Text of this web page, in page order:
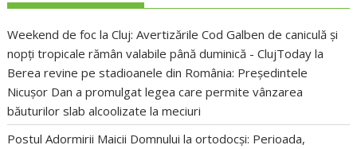
Weekend de foc la Cluj: Avertizările Cod Galben de caniculă și
nopți tropicale rămân valabile până duminică - ClujToday la
Berea revine pe stadioanele din România: Președintele
Nicușor Dan a promulgat legea care permite vânzarea
băuturilor slab alcoolizate la meciuri
Postul Adormirii Maicii Domnului la ortodocși: Perioada,